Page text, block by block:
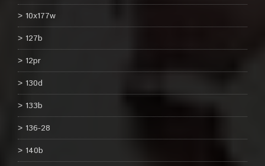
10x177w
127b
12pr
130d
133b
136-28
140b